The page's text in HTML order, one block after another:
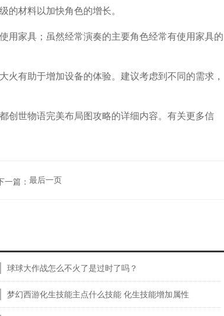
的材料以加快角色的增长。
用家具；虽然经常演奏的主要角色经常有使用家具的
有助于增加设备的体验。建议考虑到不同的需求，
创世物语完美布局图攻略的详细内容。有关更多信
一篇： 最后一页
球球大作战怎么不火了是过时了吗？
梦幻西游化生技能主点什么技能 化生技能增加属性